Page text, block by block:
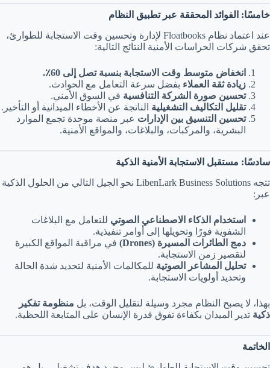
خامسًا: الفوائد المحققة عبر تطبيق النظام
عند اعتماد نظام Floatbooks لإدارة وتحسين وقت الاستجابة للطوارئ،
تحقق شركات الحراسات الأمنية النتائج التالية:
انخفاض متوسط وقت الاستجابة بنسبة تصل إلى 60٪.
زيادة ثقة العملاء بفضل سرعة التعامل مع الحوادث.
تحسين صورة الشركة التنافسية في السوق الأمني.
تقليل التكاليف التشغيلية الناتجة عن الأخطاء الميدانية أو التأخير.
تحسين التنسيق بين الإدارات عبر منصة موحدة تجمع الموارد
البشرية، والمركبات، والبلاغات، والمواقع الأمنية.
سادسًا: مستقبل الاستجابة الأمنية الذكية
تتجه LibenLark Business Solutions نحو الجيل التالي من الحلول الذكية
عبر:
استخدام الذكاء الاصطناعي الصوتي للتعامل مع البلاغات
الشفوية فورًا وتحويلها إلى أوامر تنفيذية.
دمج الطائرات المسيرة (Drones)
في مراقبة المواقع الكبيرة
لتقصير زمن الاستجابة.
تحليل المشاعر الصوتية للمكالمات الأمنية لتحديد شدة الحالة
وتحديد أولويات الاستجابة.
بهذا، لا يصبح النظام مجرد وسيلة لتقليل الوقت، بل منظومة تفكير
ذكية تدير الميدان بكفاءة تفوق قدرة الإنسان على المتابعة اللحظية.
الخاتمة